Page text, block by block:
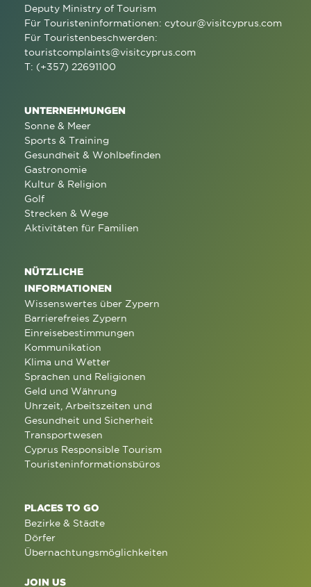
Deputy Ministry of Tourism
Für Touristeninformationen: cytour@visitcyprus.com
Für Touristenbeschwerden:
touristcomplaints@visitcyprus.com
T: (+357) 22691100
UNTERNEHMUNGEN
Sonne & Meer
Sports & Training
Gesundheit & Wohlbefinden
Gastronomie
Kultur & Religion
Golf
Strecken & Wege
Aktivitäten für Familien
NÜTZLICHE
INFORMATIONEN
Wissenswertes über Zypern
Barrierefreies Zypern
Einreisebestimmungen
Kommunikation
Klima und Wetter
Sprachen und Religionen
Geld und Währung
Uhrzeit, Arbeitszeiten und
Gesundheit und Sicherheit
Transportwesen
Cyprus Responsible Tourism
Touristeninformationsbüros
PLACES TO GO
Bezirke & Städte
Dörfer
Übernachtungsmöglichkeiten
JOIN US